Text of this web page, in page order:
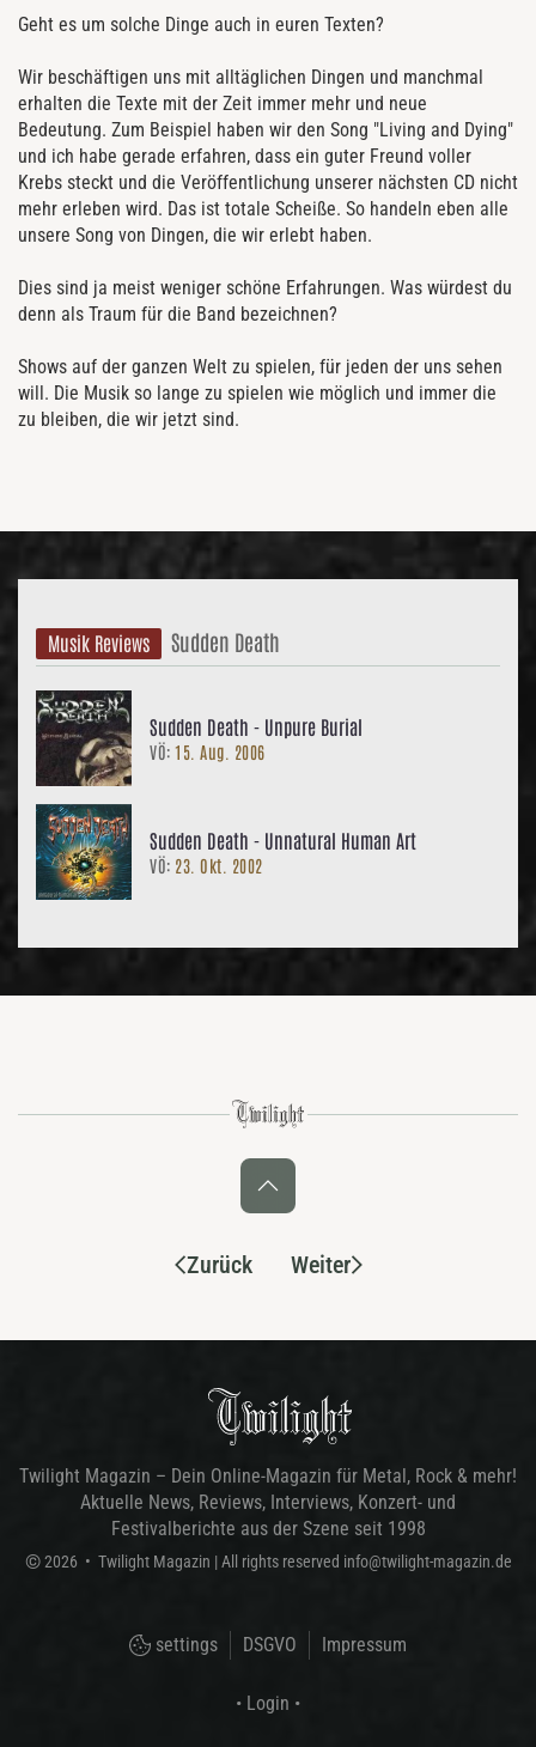
Geht es um solche Dinge auch in euren Texten?
Wir beschäftigen uns mit alltäglichen Dingen und manchmal
erhalten die Texte mit der Zeit immer mehr und neue
Bedeutung. Zum Beispiel haben wir den Song "Living and Dying"
und ich habe gerade erfahren, dass ein guter Freund voller
Krebs steckt und die Veröffentlichung unserer nächsten CD nicht
mehr erleben wird. Das ist totale Scheiße. So handeln eben alle
unsere Song von Dingen, die wir erlebt haben.
Dies sind ja meist weniger schöne Erfahrungen. Was würdest du
denn als Traum für die Band bezeichnen?
Shows auf der ganzen Welt zu spielen, für jeden der uns sehen
will. Die Musik so lange zu spielen wie möglich und immer die
zu bleiben, die wir jetzt sind.
Musik Reviews Sudden Death
Sudden Death - Unpure Burial
VÖ: 15. Aug. 2006
Sudden Death - Unnatural Human Art
VÖ: 23. Okt. 2002
Zurück Weiter
Twilight Magazin – Dein Online-Magazin für Metal, Rock & mehr!
Aktuelle News, Reviews, Interviews, Konzert- und
Festivalberichte aus der Szene seit 1998
© 2026 • Twilight Magazin | All rights reserved info@twilight-magazin.de
settings DSGVO Impressum
• Login •